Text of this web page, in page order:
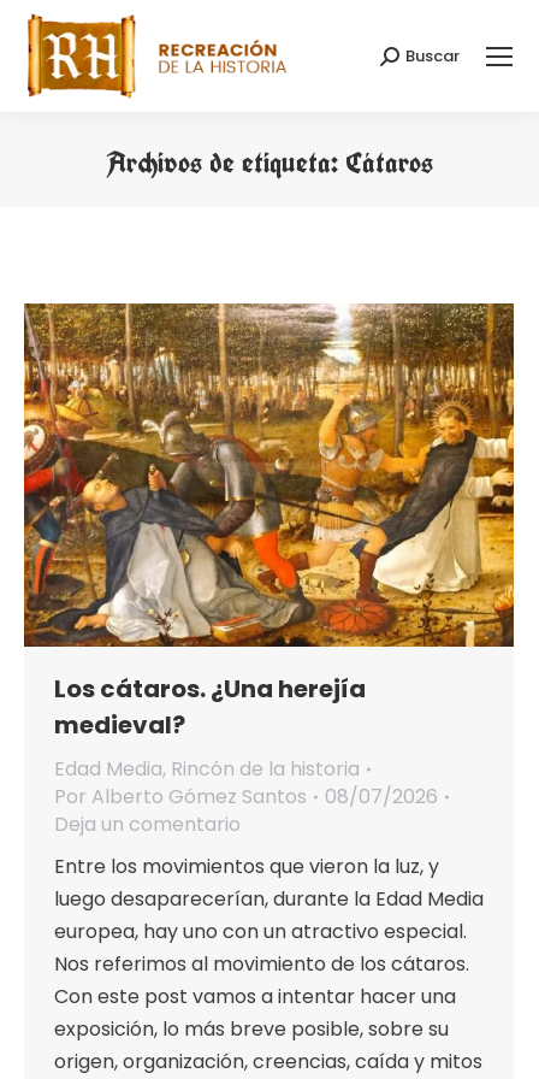
Buscar:
Buscar
Archivos de etiqueta: Cátaros
Los cátaros. ¿Una herejía
medieval?
Edad Media, Rincón de la historia
Por Alberto Gómez Santos
08/07/2026
Deja un comentario
Entre los movimientos que vieron la luz, y
luego desaparecerían, durante la Edad Media
europea, hay uno con un atractivo especial.
Nos referimos al movimiento de los cátaros.
Con este post vamos a intentar hacer una
exposición, lo más breve posible, sobre su
origen, organización, creencias, caída y mitos